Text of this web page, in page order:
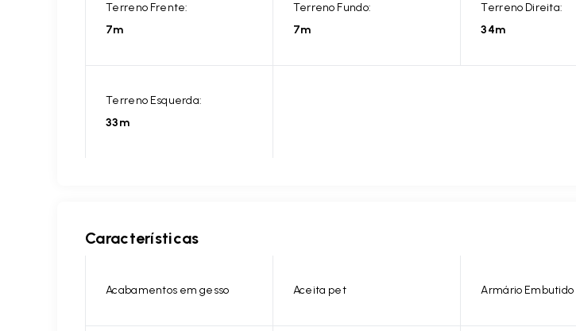
Terreno Frente:
7m
Terreno Fundo:
7m
Terreno Direita:
34m
Terreno Esquerda:
33m
Características
Acabamentos em gesso Aceita pet Armário Embutido